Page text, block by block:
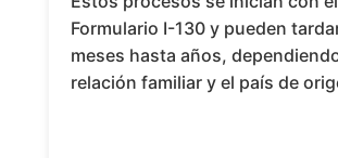
Formulario I-130 y pueden
meses hasta años,
relación familiar y el país de